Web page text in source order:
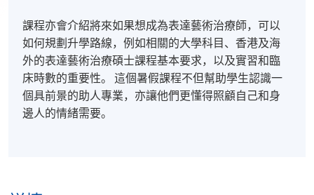
課程亦會介紹將來如果想成為表達藝術治療師，可以
如何規劃升學路線，例如相關的大學科目、香港及海
外的表達藝術治療碩士課程基本要求，以及實習和臨
床時數的重要性。 這個暑假課程不但幫助學生認識一
個具前景的助人專業，亦讓他們更懂得照顧自己和身
邊人的情緒需要。